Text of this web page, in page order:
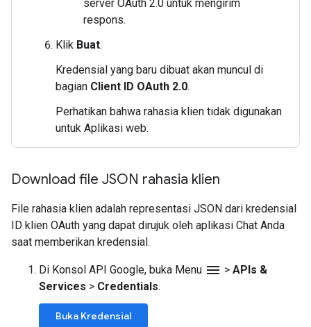
server OAuth 2.0 untuk mengirim
respons.
Klik Buat.
Kredensial yang baru dibuat akan muncul di
bagian Client ID OAuth 2.0.
Perhatikan bahwa rahasia klien tidak digunakan
untuk Aplikasi web.
Download file JSON rahasia klien
File rahasia klien adalah representasi JSON dari kredensial
ID klien OAuth yang dapat dirujuk oleh aplikasi Chat Anda
saat memberikan kredensial.
Di Konsol API Google, buka Menu menu > APIs &
Services > Credentials.
Buka Kredensial